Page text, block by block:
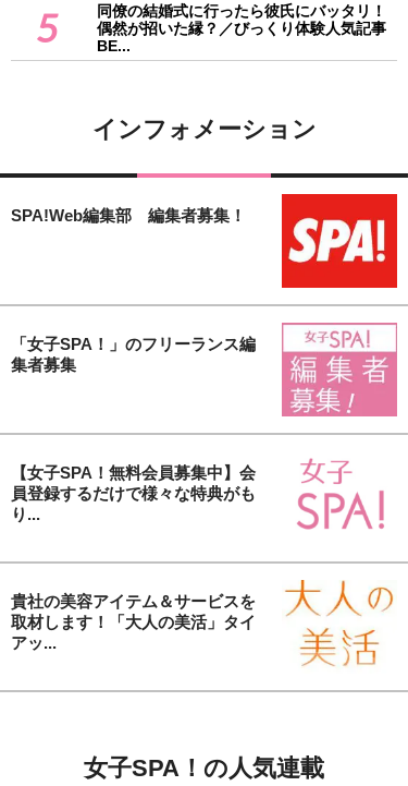
5
同僚の結婚式に行ったら彼氏にバッタリ！
偶然が招いた縁？／びっくり体験人気記事
BE...
インフォメーション
SPA!Web編集部 編集者募集！
「女子SPA！」のフリーランス編
集者募集
【女子SPA！無料会員募集中】会
員登録するだけで様々な特典がも
り...
貴社の美容アイテム＆サービスを
取材します！「大人の美活」タイ
アッ...
女子SPA！の人気連載